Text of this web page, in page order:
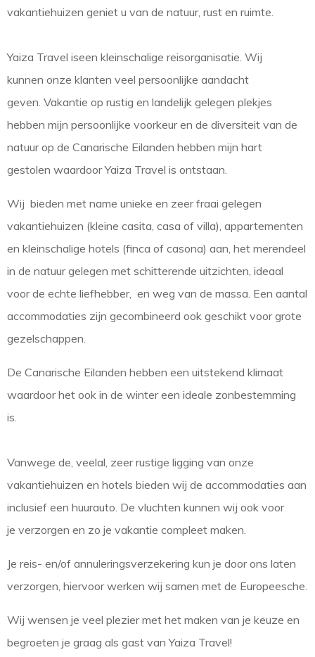
vakantiehuizen geniet u van de natuur, rust en ruimte.
Yaiza Travel iseen kleinschalige reisorganisatie. Wij
kunnen onze klanten veel persoonlijke aandacht
geven. Vakantie op rustig en landelijk gelegen plekjes
hebben mijn persoonlijke voorkeur en de diversiteit van de
natuur op de Canarische Eilanden hebben mijn hart
gestolen waardoor Yaiza Travel is ontstaan.
Wij bieden met name unieke en zeer fraai gelegen
vakantiehuizen (kleine casita, casa of villa), appartementen
en kleinschalige hotels (finca of casona) aan, het merendeel
in de natuur gelegen met schitterende uitzichten, ideaal
voor de echte liefhebber, en weg van de massa. Een aantal
accommodaties zijn gecombineerd ook geschikt voor grote
gezelschappen.
De Canarische Eilanden hebben een uitstekend klimaat
waardoor het ook in de winter een ideale zonbestemming
is.
Vanwege de, veelal, zeer rustige ligging van onze
vakantiehuizen en hotels bieden wij de accommodaties aan
inclusief een huurauto. De vluchten kunnen wij ook voor
je verzorgen en zo je vakantie compleet maken.
Je reis- en/of annuleringsverzekering kun je door ons laten
verzorgen, hiervoor werken wij samen met de Europeesche.
Wij wensen je veel plezier met het maken van je keuze en
begroeten je graag als gast van Yaiza Travel!